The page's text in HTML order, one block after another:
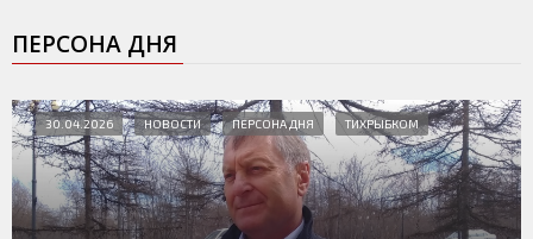
ПЕРСОНА ДНЯ
30.04.2026 НОВОСТИ ПЕРСОНА ДНЯ ТИХРЫБКОМ